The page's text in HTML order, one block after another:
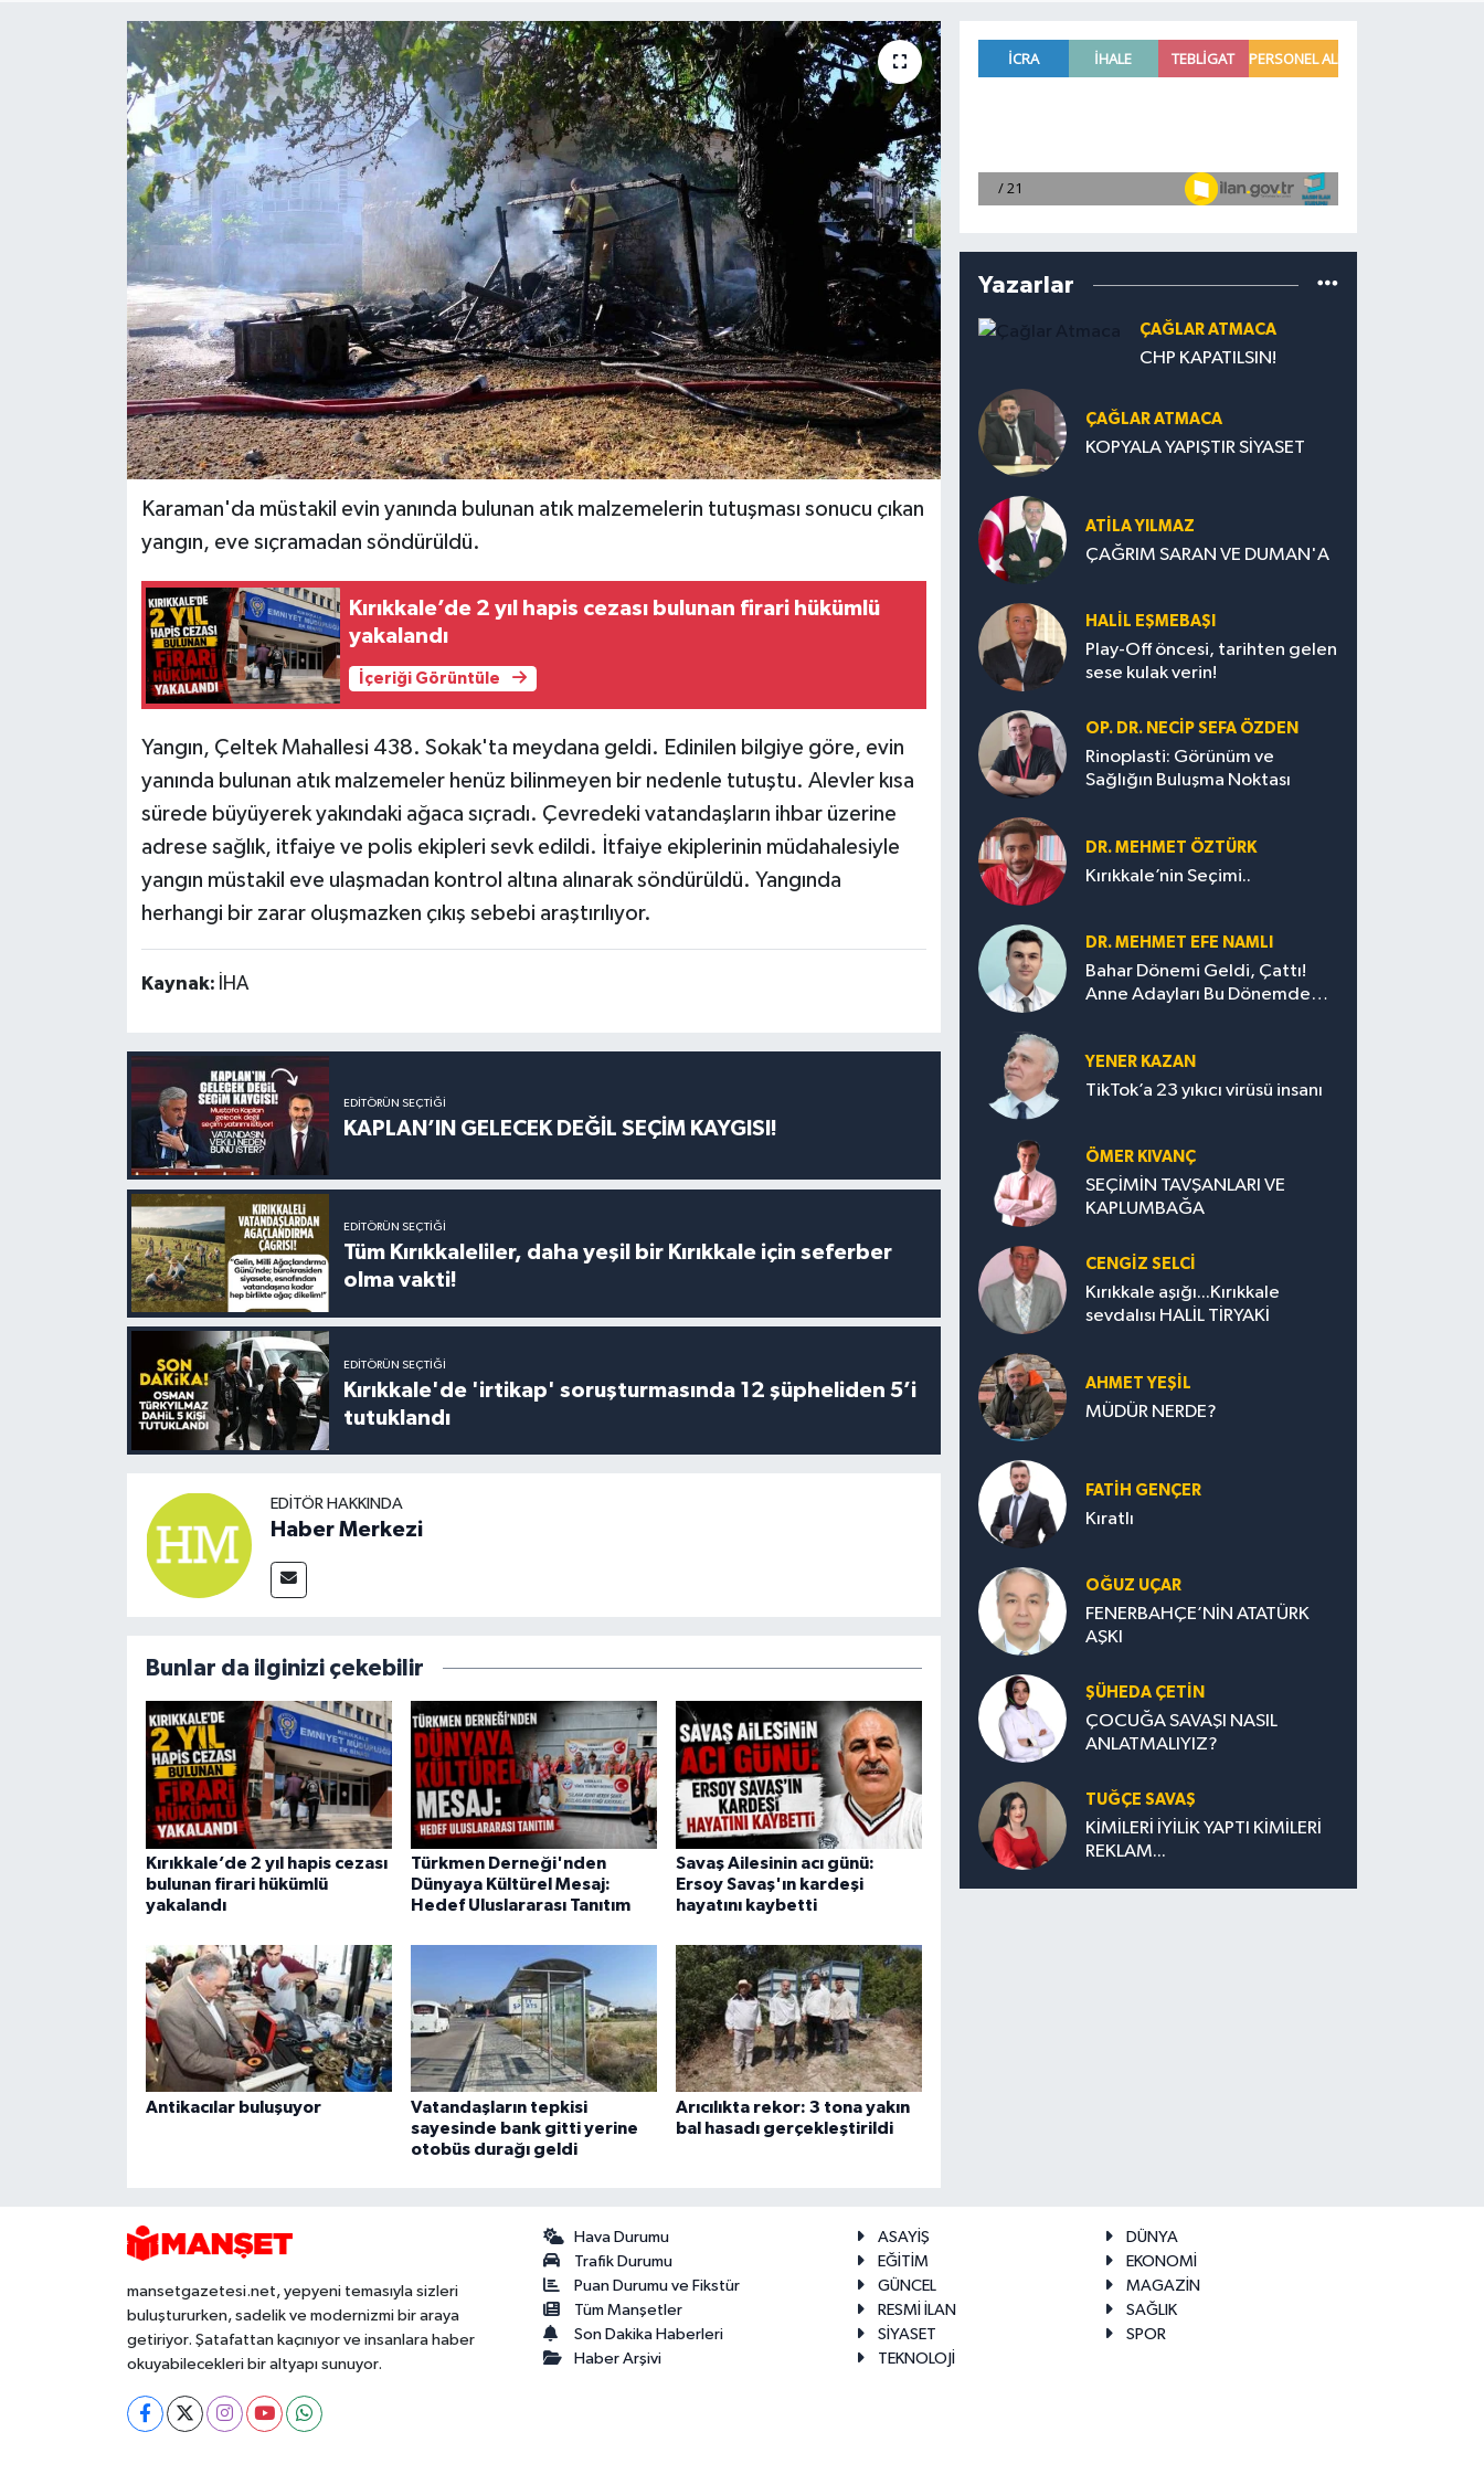
Karaman'da müstakil evin yanında bulunan atık malzemelerin tutuşması sonucu çıkan
yangın, eve sıçramadan söndürüldü.
Kırıkkale’de 2 yıl hapis cezası bulunan firari hükümlü
yakalandı
İçeriği Görüntüle
Yangın, Çeltek Mahallesi 438. Sokak'ta meydana geldi. Edinilen bilgiye göre, evin
yanında bulunan atık malzemeler henüz bilinmeyen bir nedenle tutuştu. Alevler kısa
sürede büyüyerek yakındaki ağaca sıçradı. Çevredeki vatandaşların ihbar üzerine
adrese sağlık, itfaiye ve polis ekipleri sevk edildi. İtfaiye ekiplerinin müdahalesiyle
yangın müstakil eve ulaşmadan kontrol altına alınarak söndürüldü. Yangında
herhangi bir zarar oluşmazken çıkış sebebi araştırılıyor.
Kaynak: İHA
EDITÖRÜN SEÇTIĞI
KAPLAN’IN GELECEK DEĞİL SEÇİM KAYGISI!
EDITÖRÜN SEÇTIĞI
Tüm Kırıkkaleliler, daha yeşil bir Kırıkkale için seferber
olma vakti!
EDITÖRÜN SEÇTIĞI
Kırıkkale'de 'irtikap' soruşturmasında 12 şüpheliden 5’i
tutuklandı
EDITÖR HAKKINDA
Haber Merkezi
Bunlar da ilginizi çekebilir
Kırıkkale’de 2 yıl hapis cezası
bulunan firari hükümlü
yakalandı
Türkmen Derneği'nden
Dünyaya Kültürel Mesaj:
Hedef Uluslararası Tanıtım
Savaş Ailesinin acı günü:
Ersoy Savaş'ın kardeşi
hayatını kaybetti
Antikacılar buluşuyor
Vatandaşların tepkisi
sayesinde bank gitti yerine
otobüs durağı geldi
Arıcılıkta rekor: 3 tona yakın
bal hasadı gerçekleştirildi
Yazarlar
ÇAĞLAR ATMACA
CHP KAPATILSIN!
ÇAĞLAR ATMACA
KOPYALA YAPIŞTIR SİYASET
ATILA YILMAZ
ÇAĞRIM SARAN VE DUMAN'A
HALIL EŞMEBAŞI
Play-Off öncesi, tarihten gelen
sese kulak verin!
OP. DR. NECIP SEFA ÖZDEN
Rinoplasti: Görünüm ve
Sağlığın Buluşma Noktası
DR. MEHMET ÖZTÜRK
Kırıkkale’nin Seçimi..
DR. MEHMET EFE NAMLI
Bahar Dönemi Geldi, Çattı!
Anne Adayları Bu Dönemde
YENER KAZAN
TikTok’a 23 yıkıcı virüsü insanı
ÖMER KIVANÇ
SEÇİMİN TAVŞANLARI VE
KAPLUMBAĞA
CENGİZ SELCİ
Kırıkkale aşığı...Kırıkkale
sevdalısı HALİL TİRYAKİ
AHMET YEŞİL
MÜDÜR NERDE?
FATIH GENÇER
Kıratlı
OĞUZ UÇAR
FENERBAHÇE’NİN ATATÜRK
AŞKI
ŞÜHEDA ÇETİN
ÇOCUĞA SAVAŞI NASIL
ANLATMALIYIZ?
TUĞÇE SAVAŞ
KİMİLERİ İYİLİK YAPTI KİMİLERİ
REKLAM...
mansetgazetesi.net, yepyeni temasıyla sizleri
buluştururken, sadelik ve modernizmi bir araya
getiriyor. Şatafattan kaçınıyor ve insanlara haber
okuyabilecekleri bir altyapı sunuyor.
Hava Durumu
Trafik Durumu
Puan Durumu ve Fikstür
Tüm Manşetler
Son Dakika Haberleri
Haber Arşivi
ASAYİŞ
DÜNYA
EĞİTİM
EKONOMİ
GÜNCEL
MAGAZİN
RESMİ İLAN
SAĞLIK
SİYASET
SPOR
TEKNOLOJİ